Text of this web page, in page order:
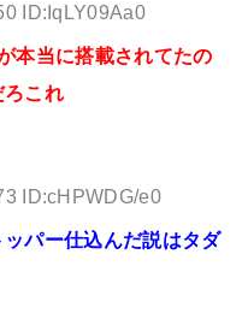
ID:IqLY09Aa0
本当に搭載されてたの
ろこれ
ID:cHPWDG/e0
パー仕込んだ説はタダ